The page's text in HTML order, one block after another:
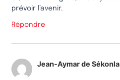
prévoir l’avenir.
Répondre
Jean-Aymar de Sékonla